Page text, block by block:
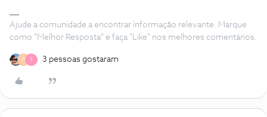
Ajude a comunidade a encontrar informação relevante. Marque
como "Melhor Resposta" e faça "Like" nos melhores comentários.
A E 3 pessoas gostaram